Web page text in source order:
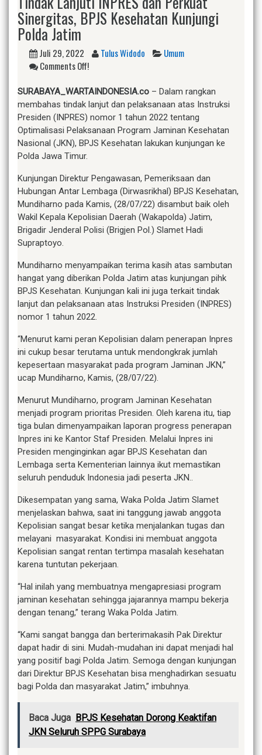
Sinergitas, BPJS Kesehatan Kunjungi
Polda Jatim
Juli 29, 2022 Tulus Widodo
Umum
Comments Off!
SURABAYA_WARTAINDONESIA.co – Dalam rangkan
membahas tindak lanjut dan pelaksanaan atas Instruksi
Presiden (INPRES) nomor 1 tahun 2022 tentang
Optimalisasi Pelaksanaan Program Jaminan Kesehatan
Nasional (JKN), BPJS Kesehatan lakukan kunjungan ke
Polda Jawa Timur.
Kunjungan Direktur Pengawasan, Pemeriksaan dan
Hubungan Antar Lembaga (Dirwasrikhal) BPJS Kesehatan,
Mundiharno pada Kamis, (28/07/22) disambut baik oleh
Wakil Kepala Kepolisian Daerah (Wakapolda) Jatim,
Brigadir Jenderal Polisi (Brigjen Pol.) Slamet Hadi
Supraptoyo.
Mundiharno menyampaikan terima kasih atas sambutan
hangat yang diberikan Polda Jatim atas kunjungan pihk
BPJS Kesehatan. Kunjungan kali ini juga terkait tindak
lanjut dan pelaksanaan atas Instruksi Presiden (INPRES)
nomor 1 tahun 2022.
“Menurut kami peran Kepolisian dalam penerapan Inpres
ini cukup besar terutama untuk mendongkrak jumlah
kepesertaan masyarakat pada program Jaminan JKN,”
ucap Mundiharno, Kamis, (28/07/22).
Menurut Mundiharno, program Jaminan Kesehatan
menjadi program prioritas Presiden. Oleh karena itu, tiap
tiga bulan dimenyampaikan laporan progress penerapan
Inpres ini ke Kantor Staf Presiden. Melalui Inpres ini
Presiden menginginkan agar BPJS Kesehatan dan
Lembaga serta Kementerian lainnya ikut memastikan
seluruh penduduk Indonesia jadi peserta JKN..
Dikesempatan yang sama, Waka Polda Jatim Slamet
menjelaskan bahwa, saat ini tanggung jawab anggota
Kepolisian sangat besar ketika menjalankan tugas dan
melayani masyarakat. Kondisi ini membuat anggota
Kepolisian sangat rentan tertimpa masalah kesehatan
karena tuntutan pekerjaan.
“Hal inilah yang membuatnya mengapresiasi program
jaminan kesehatan sehingga jajarannya mampu bekerja
dengan tenang,” terang Waka Polda Jatim.
“Kami sangat bangga dan berterimakasih Pak Direktur
dapat hadir di sini. Mudah-mudahan ini dapat menjadi hal
yang positif bagi Polda Jatim. Semoga dengan kunjungan
dari Direktur BPJS Kesehatan bisa menghadirkan sesuatu
bagi Polda dan masyarakat Jatim,” imbuhnya.
Baca Juga BPJS Kesehatan Dorong Keaktifan
JKN Seluruh SPPG Surabaya